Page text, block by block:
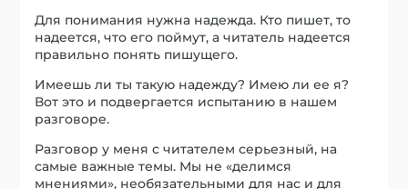
Для понимания нужна надежда. Кто пишет, то
надеется, что его поймут, а читатель надеется
правильно понять пишущего.
Имеешь ли ты такую надежду? Имею ли ее я?
Вот это и подвергается испытанию в нашем
разговоре.
Разговор у меня с читателем серьезный, на
самые важные темы. Мы не «делимся
мнениями», необязательными для нас и для